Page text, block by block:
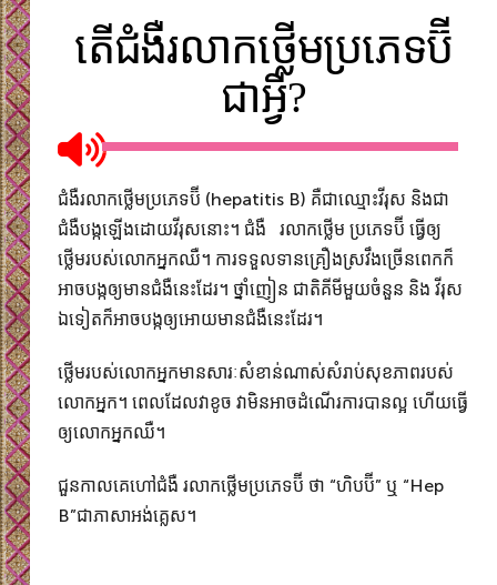
តើជំងឺរលាកថ្លើមប្រភេទប៊ី
ជាអ្វី?
ជំងឺរលាកថ្លើមប្រភេទប៊ី (hepatitis B) គឺជាឈ្មោះវីរុស និងជា
ជំងឺបង្កឡើងដោយវីរុសនោះ។ ជំងឺ រលាកថ្លើម ប្រភេទប៊ី ធ្វើឲ្យ
ថ្លើមរបស់លោកអ្នកឈឺ។ ការទទួលទានគ្រឿង​ស្រវឹង​ច្រើនពេក​ក៏
អាចបង្កឲ្យមានជំងឺនេះដែរ។ ថ្នាំញៀន ជាតិគីមីមួយចំនួន និង វីរុស
ឯទៀតក៏អាចបង្កឲ្យអោយមានជំងឺនេះដែរ។
ថ្លើមរបស់លោកអ្នកមានសារៈសំខាន់ណាស់សំរាប់សុខភាពរបស់​
លោកអ្នក។​ ពេលដែលវាខូច វាមិនអាចដំណើរការបានល្អ ហើយធ្វើ
ឲ្យ​លោកអ្នកឈឺ។
ជួនកាលគេហៅជំងឺ​ រលាកថ្លើមប្រភេទប៊ី ថា “ហិបប៊ី” ឬ “Hep
B”ជាភាសាអង់គ្លេស។​